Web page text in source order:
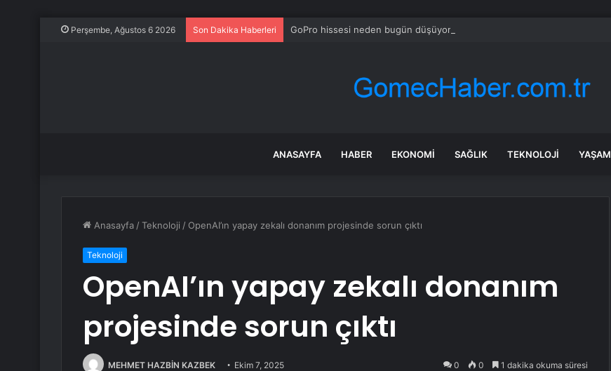
Perşembe, Ağustos 6 2026 Son Dakika Haberleri GoPro hissesi neden bugün düşüyor?
ANASAYFA HABER EKONOMI SAĞLIK TEKNOLOJI YAŞAM
Anasayfa /Teknoloji / OpenAI’ın yapay zekalı donanım projesinde sorun çıktı
Teknoloji
OpenAI’ın yapay zekalı donanım
projesinde sorun çıktı
MEHMET HAZBİN KAZBEK Ekim 7, 2025 0 0 1 dakika okuma süresi